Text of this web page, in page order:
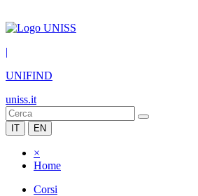
|
UNIFIND
uniss.it
IT EN
×
Home
Corsi